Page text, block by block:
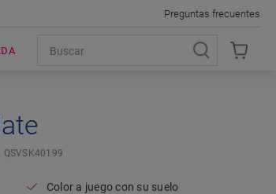
Preguntas frecuentes
QSVSK40199
Color a juego con su suelo